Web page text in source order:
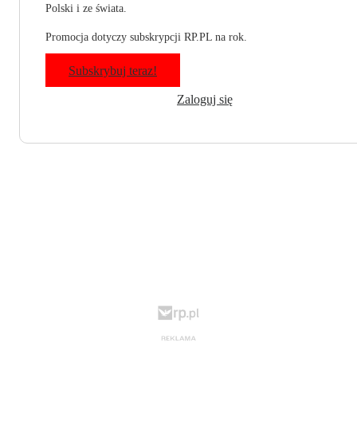
Polski i ze świata.
Promocja dotyczy subskrypcji RP.PL na rok.
Subskrybuj teraz!
Zaloguj się